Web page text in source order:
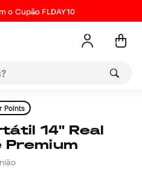
o Cupão FLDAY10
Points
Premium